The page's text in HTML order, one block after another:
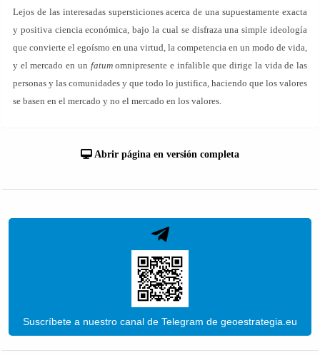
Lejos de las interesadas supersticiones acerca de una supuestamente exacta
y positiva ciencia económica, bajo la cual se disfraza una simple ideología
que convierte el egoísmo en una virtud, la competencia en un modo de vida,
y el mercado en un fatumomnipresente e infalible que dirige la vida de las
personas y las comunidades y que todo lo justifica, haciendo que los valores
se basen en el mercado y no el mercado en los valores.
Abrir página en versión completa
Suscríbete a nuestro canal de Telegram de geoestrategia.eu